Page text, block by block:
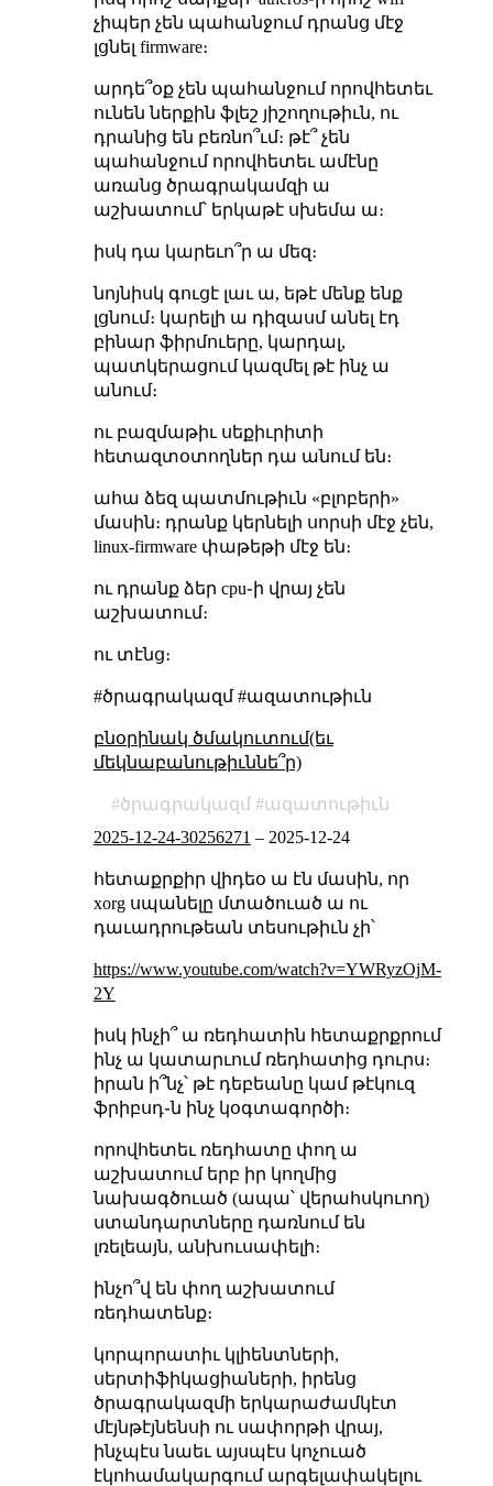
չիպեր չեն պահանջում դրանց մէջ
լցնել firmware։
արդե՞օք չեն պահանջում որովհետեւ
ունեն ներքին ֆլեշ յիշողութիւն, ու
դրանից են բեռնո՞ւմ։ թէ՞ չեն
պահանջում որովհետեւ ամէնը
առանց ծրագրակամզի ա
աշխատում՝ երկաթէ սխեմա ա։
իսկ դա կարեւո՞ր ա մեզ։
նոյնիսկ գուցէ լաւ ա, եթէ մենք ենք
լցնում։ կարելի ա դիզասմ անել էդ
բինար ֆիրմուերը, կարդալ,
պատկերացում կազմել թէ ինչ ա
անում։
ու բազմաթիւ սեքիւրիտի
հետազտօտողներ դա անում են։
ահա ձեզ պատմութիւն «բլոբերի»
մասին։ դրանք կերնելի սորսի մէջ չեն,
linux-firmware փաթեթի մէջ են։
ու դրանք ձեր cpu֊ի վրայ չեն
աշխատում։
ու տէնց։
#ծրագրակազմ #ազատութիւն
բնօրինակ ծմակուտում(եւ
մեկնաբանութիւննե՞ր)
ծրագրակազմ
ազատութիւն
2025-12-24-30256271 – 2025-12-24
հետաքրքիր վիդեօ ա էն մասին, որ
xorg սպանելը մտածուած ա ու
դաւադրութեան տեսութիւն չի՝
https://www.youtube.com/watch?v=YWRyzOjM-
2Y
իսկ ինչի՞ ա ռեդհատին հետաքրքրում
ինչ ա կատարւում ռեդհատից դուրս։
իրան ի՞նչ՝ թէ դեբեանը կամ թէկուզ
ֆրիբսդ֊ն ինչ կօգտագործի։
որովհետեւ ռեդհատը փող ա
աշխատում երբ իր կողմից
նախագծուած (ապա՝ վերահսկուող)
ստանդարտները դառնում են
լռելեայն, անխուսափելի։
ինչո՞վ են փող աշխատում
ռեդհատենք։
կորպորատիւ կլիենտների,
սերտիֆիկացիաների, իրենց
ծրագրակազմի երկարաժամկէտ
մէյնթէյնենսի ու սափորթի վրայ,
ինչպէս նաեւ այսպէս կոչուած
էկոհամակարգում արգելափակելու